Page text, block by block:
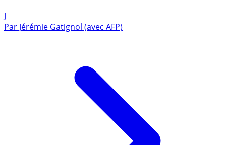
J
Par Jérémie Gatignol (avec AFP)